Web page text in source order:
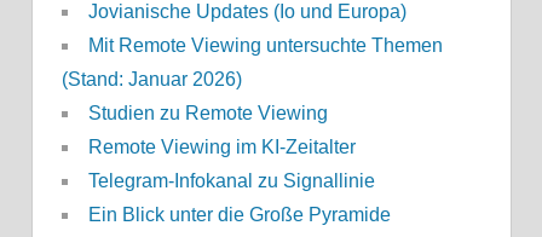
Jovianische Updates (Io und Europa)
Mit Remote Viewing untersuchte Themen
(Stand: Januar 2026)
Studien zu Remote Viewing
Remote Viewing im KI-Zeitalter
Telegram-Infokanal zu Signallinie
Ein Blick unter die Große Pyramide